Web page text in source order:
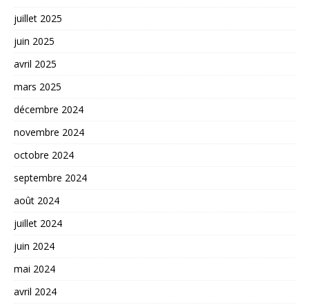
juillet 2025
juin 2025
avril 2025
mars 2025
décembre 2024
novembre 2024
octobre 2024
septembre 2024
août 2024
juillet 2024
juin 2024
mai 2024
avril 2024